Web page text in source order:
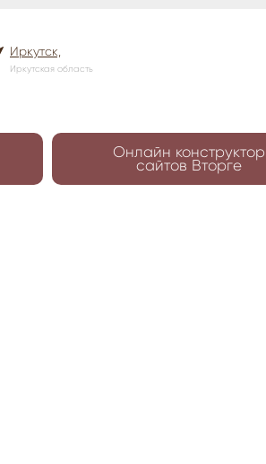
Иркутск,
Иркутская область
Онлайн конструктор
сайтов Вторге